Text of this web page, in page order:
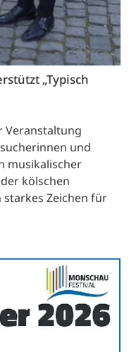
„Typisch
Veranstaltung
und
musikalischer
kölschen
starkes Zeichen für